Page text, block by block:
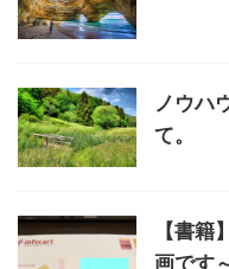
ノウハ
て。
【書
画です